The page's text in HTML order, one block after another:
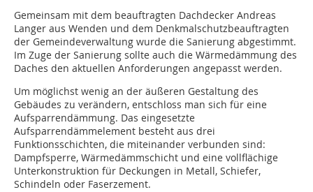
Gemeinsam mit dem beauftragten Dachdecker Andreas
Langer aus Wenden und dem Denkmalschutzbeauftragten
der Gemeindeverwaltung wurde die Sanierung abgestimmt.
Im Zuge der Sanierung sollte auch die Wärmedämmung des
Daches den aktuellen Anforderungen angepasst werden.
Um möglichst wenig an der äußeren Gestaltung des
Gebäudes zu verändern, entschloss man sich für eine
Aufsparrendämmung. Das eingesetzte
Aufsparrendämmelement besteht aus drei
Funktionsschichten, die miteinander verbunden sind:
Dampfsperre, Wärmedämmschicht und eine vollflächige
Unterkonstruktion für Deckungen in Metall, Schiefer,
Schindeln oder Faserzement.